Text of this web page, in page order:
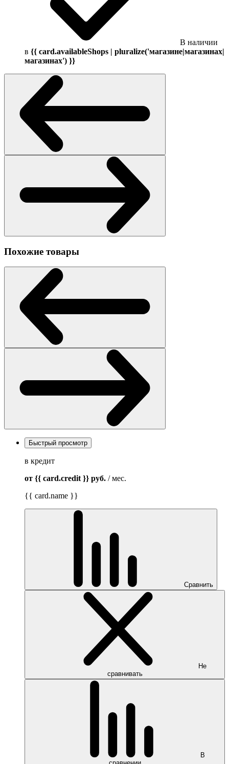
В наличии
в {{ card.availableShops | pluralize('магазине|магазинах|
магазинах') }}
Похожие товары
Быстрый просмотр
в кредит
от {{ card.credit }} руб. / мес.
{{ card.name }}
Сравнить
Не
сравнивать
В